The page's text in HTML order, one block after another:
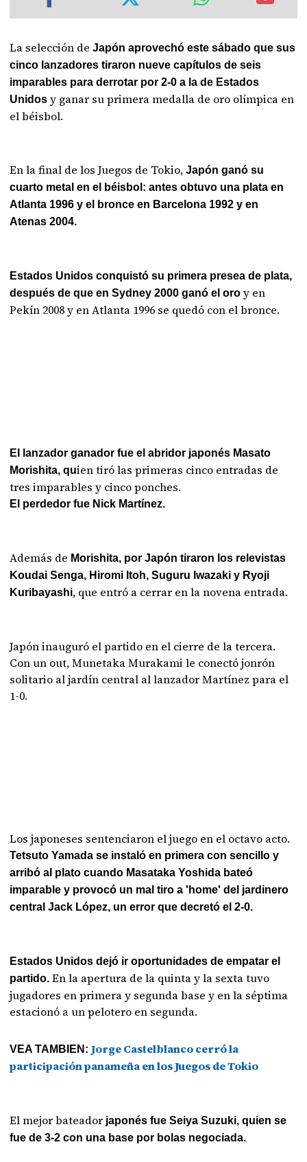
La selección de Japón aprovechó este sábado que sus
cinco lanzadores tiraron nueve capítulos de seis
imparables para derrotar por 2-0 a la de Estados
Unidos y ganar su primera medalla de oro olímpica en
el béisbol.
En la final de los Juegos de Tokio, Japón ganó su
cuarto metal en el béisbol: antes obtuvo una plata en
Atlanta 1996 y el bronce en Barcelona 1992 y en
Atenas 2004.
Estados Unidos conquistó su primera presea de plata,
después de que en Sydney 2000 ganó el oroy en
Pekín 2008 y en Atlanta 1996 se quedó con el bronce.
El lanzador ganador fue el abridor japonés Masato
Morishita, quien tiró las primeras cinco entradas de
tres imparables y cinco ponches.
El perdedor fue Nick Martínez.
Además de Morishita, por Japón tiraron los relevistas
Koudai Senga, Hiromi Itoh, Suguru Iwazaki y Ryoji
Kuribayashi, que entró a cerrar en la novena entrada.
Japón inauguró el partido en el cierre de la tercera.
Con un out, Munetaka Murakami le conectó jonrón
solitario al jardín central al lanzador Martínez para el
1-0.
Los japoneses sentenciaron el juego en el octavo acto.
Tetsuto Yamada se instaló en primera con sencillo y
arribó al plato cuando Masataka Yoshida bateó
imparable y provocó un mal tiro a 'home' del jardinero
central Jack López, un error que decretó el 2-0.
Estados Unidos dejó ir oportunidades de empatar el
partido.En la apertura de la quinta y la sexta tuvo
jugadores en primera y segunda base y en la séptima
estacionó a un pelotero en segunda.
VEA TAMBIEN:Jorge Castelblanco cerró la
participación panameña en los Juegos de Tokio
El mejor bateador japonés fue Seiya Suzuki, quien se
fue de 3-2 con una base por bolas negociada.